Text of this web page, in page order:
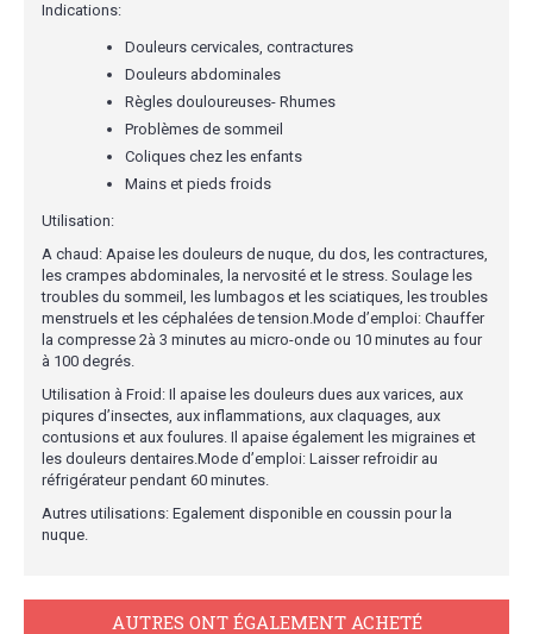
Indications:
Douleurs cervicales, contractures
Douleurs abdominales
Règles douloureuses- Rhumes
Problèmes de sommeil
Coliques chez les enfants
Mains et pieds froids
Utilisation:
A chaud: Apaise les douleurs de nuque, du dos, les contractures,
les crampes abdominales, la nervosité et le stress. Soulage les
troubles du sommeil, les lumbagos et les sciatiques, les troubles
menstruels et les céphalées de tension.Mode d’emploi: Chauffer
la compresse 2à 3 minutes au micro-onde ou 10 minutes au four
à 100 degrés.
Utilisation à Froid: Il apaise les douleurs dues aux varices, aux
piqures d’insectes, aux inflammations, aux claquages, aux
contusions et aux foulures. Il apaise également les migraines et
les douleurs dentaires.Mode d’emploi: Laisser refroidir au
réfrigérateur pendant 60 minutes.
Autres utilisations: Egalement disponible en coussin pour la
nuque.
AUTRES ONT ÉGALEMENT ACHETÉ